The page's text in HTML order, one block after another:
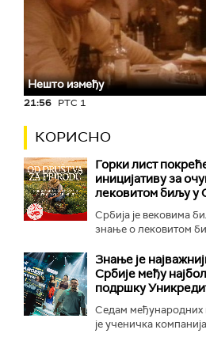
Нешто између
21:56 РТС 1
КОРИСНО
Горки лист
иницијативу за
лековитом биљу у
Србија је вековима
знање о лековитом
Знање је
Србије међу
подршку
Седам међународних
је ученичка